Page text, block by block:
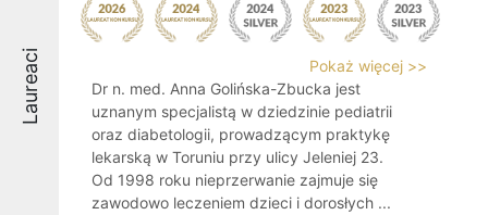
Laureaci
Pokaż więcej >>
Dr n. med. Anna Golińska-Zbucka jest
uznanym specjalistą w dziedzinie pediatrii
oraz diabetologii, prowadzącym praktykę
lekarską w Toruniu przy ulicy Jeleniej 23.
Od 1998 roku nieprzerwanie zajmuje się
zawodowo leczeniem dzieci i dorosłych ...